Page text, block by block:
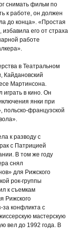
снимать фильм по
к работе, он должен
до конца». «Простая
его от страха
работе
в Театральном
Кайдановский
Мартинсона.
в кино. Он
янки при
польско-французской
к разводу с
с Патрицией
В том же году
снял
для Рижского
рок-группы
к съемкам
Рижского
за конфликта с
мастерскую
вел до 1992 года. В